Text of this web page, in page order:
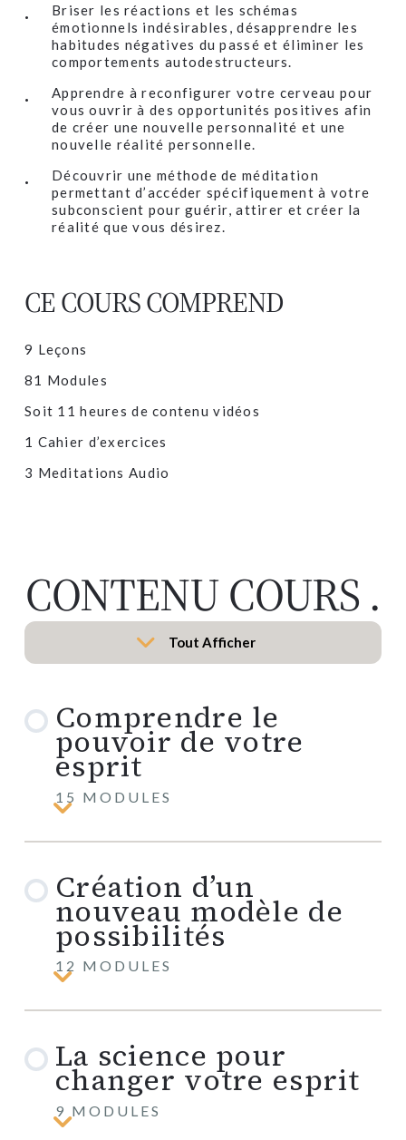
Briser les réactions et les schémas
émotionnels indésirables, désapprendre les
habitudes négatives du passé et éliminer les
comportements autodestructeurs.
Apprendre à reconfigurer votre cerveau pour
vous ouvrir à des opportunités positives afin
de créer une nouvelle personnalité et une
nouvelle réalité personnelle.
Découvrir une méthode de méditation
permettant d’accéder spécifiquement à votre
subconscient pour guérir, attirer et créer la
réalité que vous désirez.
CE COURS COMPREND
9 Leçons
81 Modules
Soit 11 heures de contenu vidéos
1 Cahier d’exercices
3 Meditations Audio
CONTENU COURS .
Tout Afficher
Leçons
Comprendre le
pouvoir de votre
esprit
15 MODULES
Comprendre
pouvoir
votre
esprit
Création d’un
nouveau modèle de
possibilités
12 MODULES
Création
nouveau
de
possibilités
La science pour
changer votre esprit
9 MODULES
La